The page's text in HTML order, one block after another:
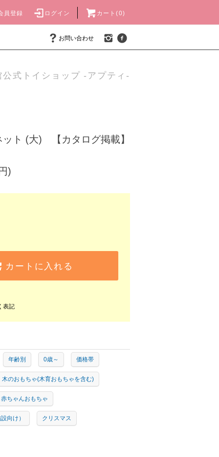
員登録 ログイン カート(0)
お問い合わせ
式トイショップ -アプティ-
ット (大) 【カタログ掲載】
)
カートに入れる
表記
年齢別 0歳～ 価格帯
木のおもちゃ(木育おもちゃを含む)
赤ちゃんおもちゃ
向け） クリスマス